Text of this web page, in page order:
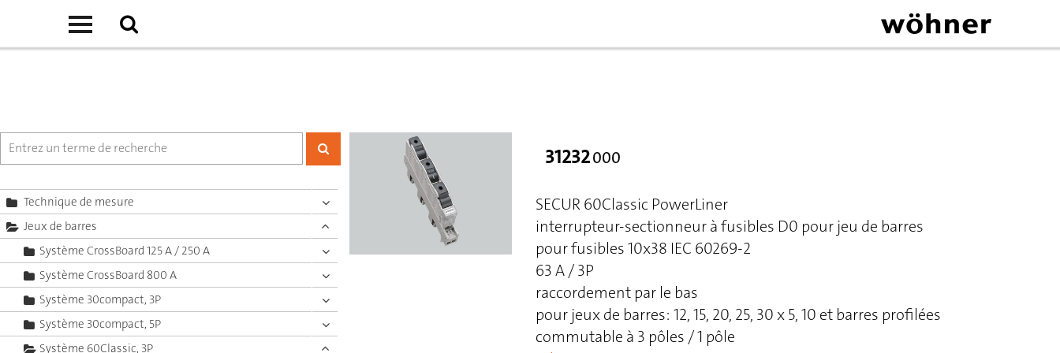
Technique de mesure
Jeux de barres
Système CrossBoard 125 A / 250 A
Système CrossBoard 800 A
Système 30compact, 3P
Système 30compact, 5P
Système 60Classic, 3P
31232000
SECUR 60Classic PowerLiner
interrupteur-sectionneur à fusibles D0 pour jeu de barres
pour fusibles 10x38 IEC 60269-2
63 A / 3P
raccordement par le bas
pour jeux de barres: 12, 15, 20, 25, 30 x 5, 10 et barres profilées
commutable à 3 pôles / 1 pôle